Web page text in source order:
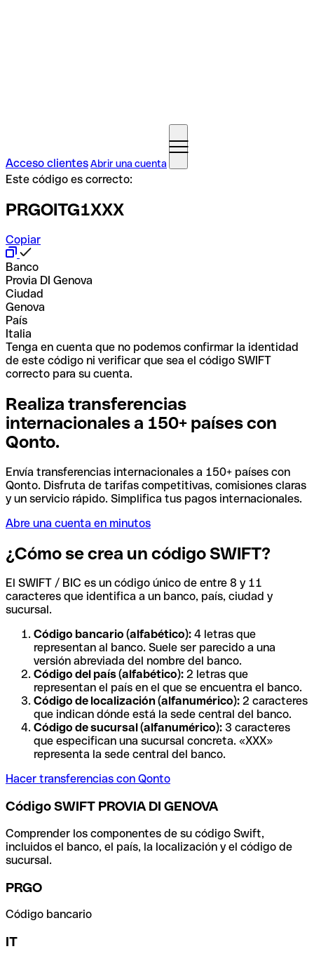
Acceso clientesAbrir una cuenta
Este código es correcto:
PRGOITG1XXX
Copiar
Banco
Provia DI Genova
Ciudad
Genova
País
Italia
Tenga en cuenta que no podemos confirmar la identidad
de este código ni verificar que sea el código SWIFT
correcto para su cuenta.
Realiza transferencias
internacionales a 150+ países con
Qonto.
Envía transferencias internacionales a 150+ países con
Qonto. Disfruta de tarifas competitivas, comisiones claras
y un servicio rápido. Simplifica tus pagos internacionales.
Abre una cuenta en minutos
¿Cómo se crea un código SWIFT?
El SWIFT / BIC es un código único de entre 8 y 11
caracteres que identifica a un banco, país, ciudad y
sucursal.
Código bancario (alfabético): 4 letras que
representan al banco. Suele ser parecido a una
versión abreviada del nombre del banco.
Código del país (alfabético): 2 letras que
representan el país en el que se encuentra el banco.
Código de localización (alfanumérico): 2 caracteres
que indican dónde está la sede central del banco.
Código de sucursal (alfanumérico): 3 caracteres
que especifican una sucursal concreta. «XXX»
representa la sede central del banco.
Hacer transferencias con Qonto
Código SWIFT PROVIA DI GENOVA
Comprender los componentes de su código Swift,
incluidos el banco, el país, la localización y el código de
sucursal.
PRGO
Código bancario
IT